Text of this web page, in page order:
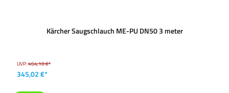
Kärcher Saugschlauch ME-PU DN50 3 meter
UVP:464,10 €*
345,02 €*